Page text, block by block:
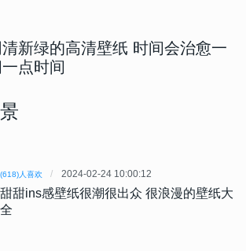
新绿的高清壁纸 时间会治愈一
点时间
(618)人喜欢 2024-02-24 10:00:12
甜甜ins感壁纸很潮很出众 很浪漫的壁纸大
全